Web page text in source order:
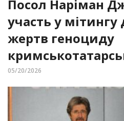
Посол Наріман
участь у мітингу
жертв геноциду
05/20/2026